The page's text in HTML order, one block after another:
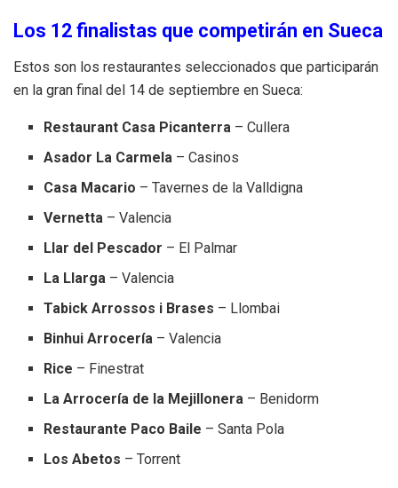
Los 12 finalistas que competirán en Sueca
Estos son los restaurantes seleccionados que participarán
en la gran final del 14 de septiembre en Sueca:
Restaurant Casa Picanterra – Cullera
Asador La Carmela – Casinos
Casa Macario – Tavernes de la Valldigna
Vernetta – Valencia
Llar del Pescador – El Palmar
La Llarga – Valencia
Tabick Arrossos i Brases – Llombai
Binhui Arrocería – Valencia
Rice – Finestrat
La Arrocería de la Mejillonera – Benidorm
Restaurante Paco Baile – Santa Pola
Los Abetos – Torrent